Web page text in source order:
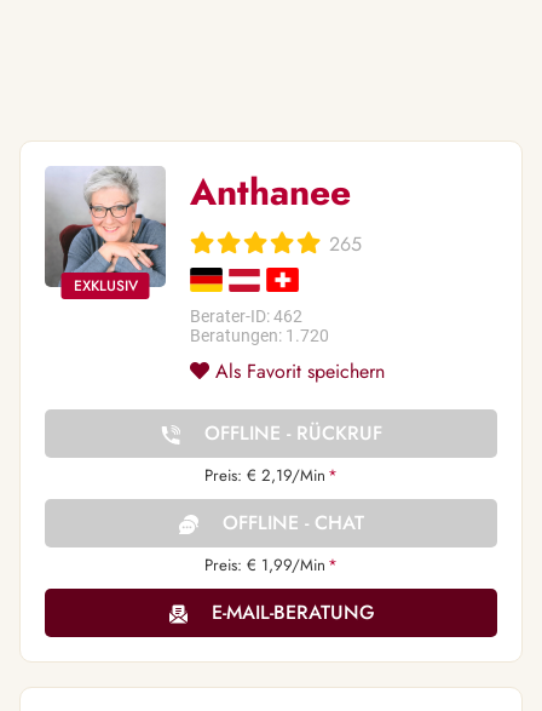
Anthanee
265
Berater-ID: 462
Beratungen: 1.720
Als Favorit speichern
OFFLINE - RÜCKRUF
Preis: € 2,19/Min *
OFFLINE - CHAT
Preis: € 1,99/Min *
E-MAIL-BERATUNG